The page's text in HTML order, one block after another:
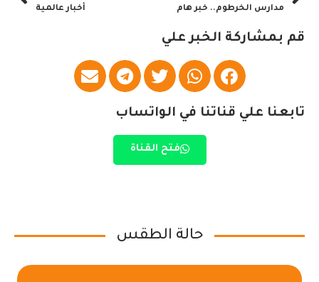
مدارس الخرطوم.. خبر هام أخبار عالمية
قم بمشاركة الخبر علي
تابعنا علي قناتنا في الواتساب
فتح القناة
حالة الطقس